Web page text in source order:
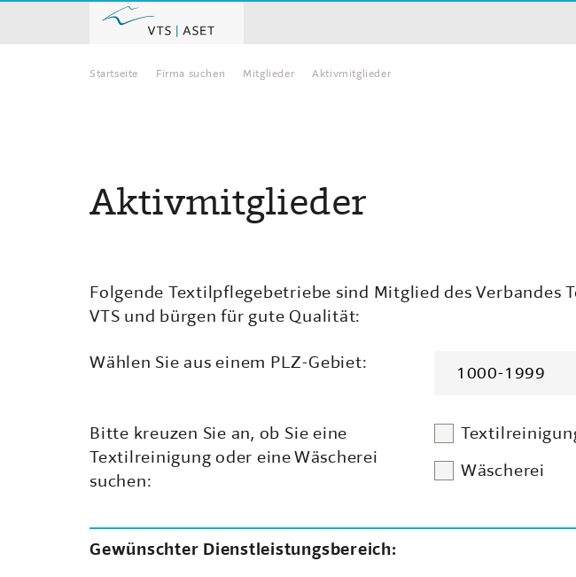
Home
Startseite Firma suchen Mitglieder Aktivmitglieder
Aktivmitglieder
Folgende Textilpflegebetriebe sind Mitglied des Verbandes
VTS und bürgen für gute Qualität:
Wählen Sie aus einem PLZ-Gebiet:
Bitte kreuzen Sie an, ob Sie eine
Textilreinigung oder eine Wäscherei
suchen:
Wäscherei
Gewünschter Dienstleistungsbereich: